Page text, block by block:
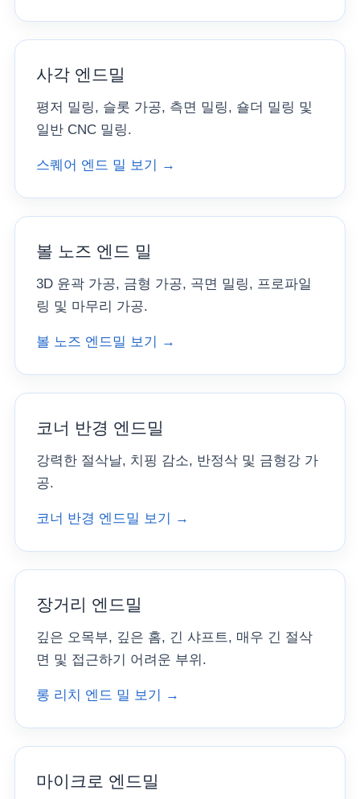
사각 엔드밀
평저 밀링, 슬롯 가공, 측면 밀링, 숄더 밀링 및
일반 CNC 밀링.
스퀘어 엔드 밀 보기 →
볼 노즈 엔드 밀
3D 윤곽 가공, 금형 가공, 곡면 밀링, 프로파일
링 및 마무리 가공.
볼 노즈 엔드밀 보기 →
코너 반경 엔드밀
강력한 절삭날, 치핑 감소, 반정삭 및 금형강 가
공.
코너 반경 엔드밀 보기 →
장거리 엔드밀
깊은 오목부, 깊은 홈, 긴 샤프트, 매우 긴 절삭
면 및 접근하기 어려운 부위.
롱 리치 엔드 밀 보기 →
마이크로 엔드밀